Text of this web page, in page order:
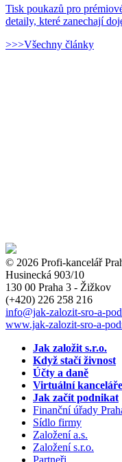
Tisk poukazů pro
detaily, které zanechají
>>>Všechny články
© 2026 Profi-kancelář
Husinecká 903/10
130 00 Praha 3 - Žižkov
(+420) 226 258 216
info@jak-zalozit-sro-a-
www.jak-zalozit-sro-a-
Jak založit s.r.o.
Když stačí živnost
Účty a daně
Virtuální kanceláře
Jak začít podnikat
Finanční úřady
Sídlo firmy
Založení a.s.
Založení s.r.o.
Partneři